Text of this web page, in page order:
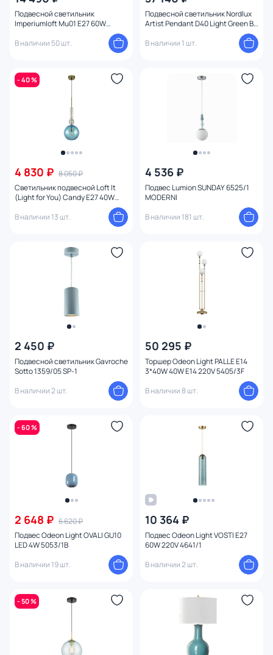
Подвесной светильник
Imperiumloft Mu01 E27 60W
В наличии 50 шт.
Подвесной светильник Nordlux
Artist Pendant D40 Light Green By
В наличии 1 шт.
- 40 %
4 830 ₽ 8 050 ₽
Светильник подвесной Loft It
(Light for You) Candy E27 40W
В наличии 13 шт.
4 536 ₽
Подвес Lumion SUNDAY 6525/1
MODERNI
В наличии 181 шт.
2 450 ₽
Подвесной светильник Gavroche
Sotto 1359/05 SP-1
В наличии 2 шт.
50 295 ₽
Торшер Odeon Light PALLE E14
3*40W 40W E14 220V 5405/3F
В наличии 8 шт.
- 60 %
2 648 ₽ 6 620 ₽
Подвес Odeon Light OVALI GU10
LED 4W 5053/1B
В наличии 19 шт.
10 364 ₽
Подвес Odeon Light VOSTI E27
60W 220V 4641/1
В наличии 2 шт.
- 50 %